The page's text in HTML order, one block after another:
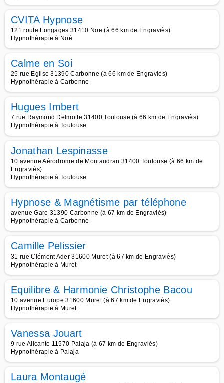
CVITA Hypnose
121 route Longages 31410 Noe (à 66 km de Engraviès)
Hypnothérapie à Noé
Calme en Soi
25 rue Eglise 31390 Carbonne (à 66 km de Engraviès)
Hypnothérapie à Carbonne
Hugues Imbert
7 rue Raymond Delmotte 31400 Toulouse (à 66 km de Engraviès)
Hypnothérapie à Toulouse
Jonathan Lespinasse
10 avenue Aérodrome de Montaudran 31400 Toulouse (à 66 km de
Engraviès)
Hypnothérapie à Toulouse
Hypnose & Magnétisme par téléphone
avenue Gare 31390 Carbonne (à 67 km de Engraviès)
Hypnothérapie à Carbonne
Camille Pelissier
31 rue Clément Ader 31600 Muret (à 67 km de Engraviès)
Hypnothérapie à Muret
Equilibre & Harmonie Christophe Bacou
10 avenue Europe 31600 Muret (à 67 km de Engraviès)
Hypnothérapie à Muret
Vanessa Jouart
9 rue Alicante 11570 Palaja (à 67 km de Engraviès)
Hypnothérapie à Palaja
Laura Montaugé